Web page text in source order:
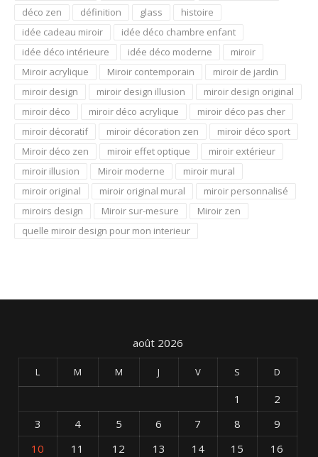
déco zen
définition glass
histoire
idée cadeau miroir
idée déco chambre enfant
idée déco intérieure
idée déco moderne
miroir
Miroir acrylique
Miroir contemporain
miroir de jardin
miroir design
miroir design illusion
miroir design original
miroir déco
miroir déco acrylique
miroir déco pas cher
miroir décoratif
miroir décoration zen
miroir déco sport
Miroir déco zen
miroir effet optique
miroir extérieur
miroir illusion
Miroir moderne
miroir mural
miroir original
miroir original mural
miroir personnalisé
miroirs design
Miroir sur-mesure
Miroir zen
quelle miroir design pour mon interieur
août 2026
L M M J V S D
1
2
3
4 5 6 7 8
9
10
11 12 13 14 15
16